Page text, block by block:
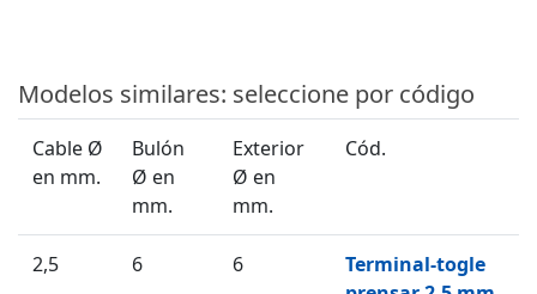
Modelos similares: seleccione por código
Cable Ø
en mm.
Bulón
Ø en
mm.
Exterior
Ø en
mm.
Cód.
2,5 6 6
Terminal-togle